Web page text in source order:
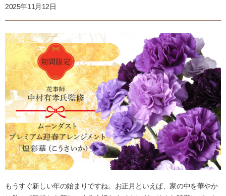
2025年11月12日
もうすぐ新しい年の始まりですね。お正月といえば、家の中を華やか